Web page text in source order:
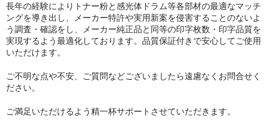
長年の経験によりトナー粉と感光体ドラム等各部材の最適なマッチ
ングを導き出し、メーカー特許や実用新案を侵害することのないよ
う調査・確認をし、メーカー純正品と同等の印字枚数・印字品質を
実現するよう最適化しております。品質保証付きで安心してご使用
いただけます。
ご不明な点や不安、ご質問などございましたら遠慮なくお問合せく
ださい。
ご満足いただけるよう精一杯サポートさせていただきます。